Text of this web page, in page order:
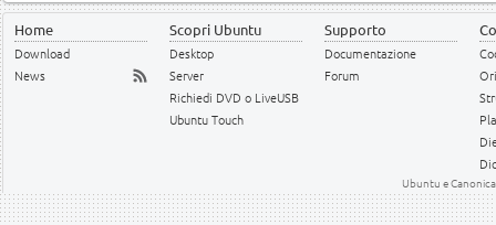
Home
Download
News
Scopri Ubuntu
Desktop
Server
Richiedi DVD o LiveUSB
Ubuntu Touch
Supporto
Documentazione
Forum
Ubuntu e